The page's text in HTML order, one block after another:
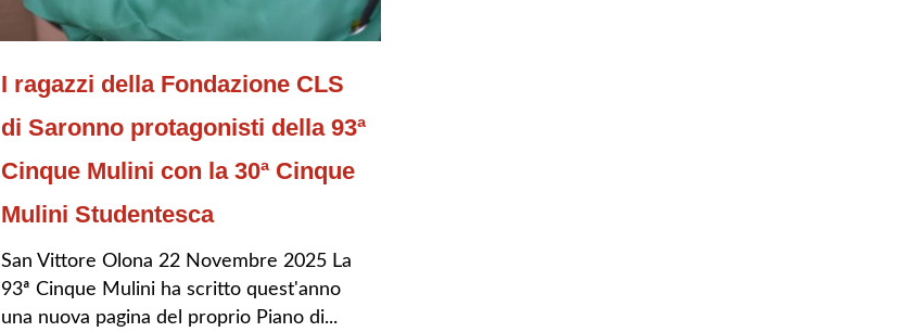
I ragazzi della Fondazione CLS
di Saronno protagonisti della 93ª
Cinque Mulini con la 30ª Cinque
Mulini Studentesca
San Vittore Olona 22 Novembre 2025 La
93ª Cinque Mulini ha scritto quest'anno
una nuova pagina del proprio Piano di...